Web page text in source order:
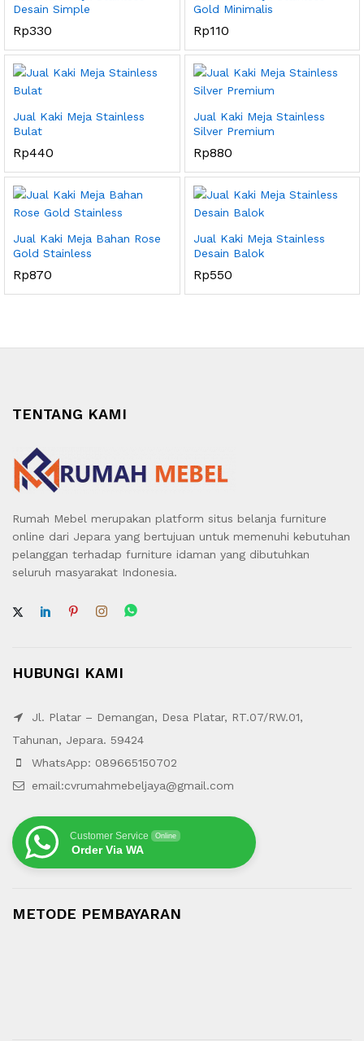
Desain Simple
Rp330
Gold Minimalis
Rp110
Jual Kaki Meja Stainless
Bulat
Rp440
Jual Kaki Meja Stainless
Silver Premium
Rp880
Jual Kaki Meja Bahan Rose
Gold Stainless
Rp870
Jual Kaki Meja Stainless
Desain Balok
Rp550
TENTANG KAMI
Rumah Mebel merupakan platform situs belanja furniture
online dari Jepara yang bertujuan untuk memenuhi kebutuhan
pelanggan terhadap furniture idaman yang dibutuhkan
seluruh masyarakat Indonesia.
HUBUNGI KAMI
Jl. Platar – Demangan, Desa Platar, RT.07/RW.01,
Tahunan, Jepara. 59424
WhatsApp: 089665150702
email:cvrumahmebeljaya@gmail.com
Customer Service Online
Order Via WA
METODE PEMBAYARAN